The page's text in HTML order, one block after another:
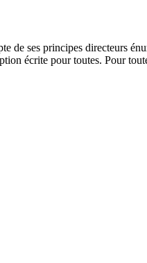
de ses principes directeurs
écrite pour toutes. Pour